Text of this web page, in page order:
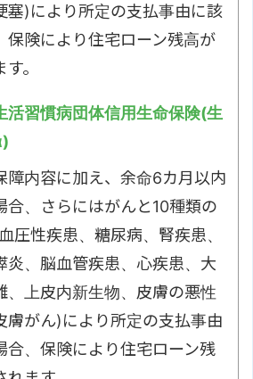
塞)により所定の支払事由に該
保険により住宅ローン残高が
。
活習慣病団体信用生命保険(生
障内容に加え、余命6カ月以内
合、さらにはがんと10種類の
圧性疾患、糖尿病、腎疾患、
炎、脳血管疾患、心疾患、大
、上皮内新生物、皮膚の悪性
膚がん)により所定の支払事由
合、保険により住宅ローン残